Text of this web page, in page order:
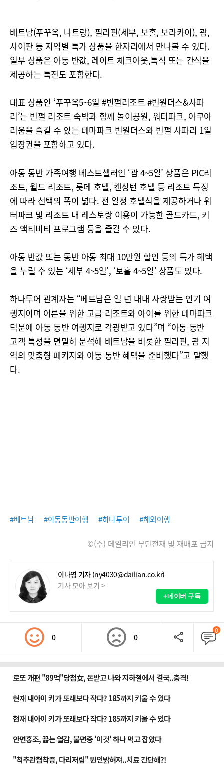
베트남(푸꾸옥, 나트랑), 필리핀(세부, 보홀, 보라카이), 괌,
사이판 등 지역별 특가 상품을 한자리에서 만나볼 수 있다.
일부 상품은 아동 반값, 레이트 체크아웃,특식 또는 간식을
제공하는 특전도 포함한다.
대표 상품인 ‘푸꾸옥5~6일 #빈펄리조트 #빈원더스&사파
리’는 빈펄 리조트 숙박과 함께 놀이공원, 워터파크, 아쿠아
리움을 즐길 수 있는 테마파크 빈원더스와 빈펄 사파리 1일
입장권을 포함하고 있다.
아동 동반 가족여행 베스트셀러인 ‘괌 4~5일’ 상품은 PIC리
조트, 월드 리조트, 롯데 호텔, 켄싱턴 호텔 등 리조트 특징
에 따라 선택의 폭이 넓다. 전 일정 호텔식을 제공하거나 워
터파크 및 리조트 내 레스토랑 이용이 가능한 골드카드, 키
즈 액티비티 프로그램 등을 즐길 수 있다.
아동 반값 또는 동반 아동 최대 10만원 할인 등의 특가 혜택
을 누릴 수 있는 ‘세부 4~5일’, ‘보홀 4~5일’ 상품도 있다.
하나투어 관계자는 “베트남은 일 년 내내 사랑받는 인기 여
행지이며 어른을 위한 고급 리조트와 아이를 위한 테마파크
덕분에 아동 동반 여행지로 각광받고 있다”며 “아동 동반
고객 특성을 면밀히 분석해 베트남을 비롯한 필리핀, 괌 지
역의 맞춤형 패키지와 아동 동반 혜택을 준비했다”고 말했
다.
#베트남 #아동동반여행 #하나투어 #해외여행
©(주) 데일리안 무단전재 및 재배포 금지
이나영 기자 (ny4030@dailian.co.kr)
기사 모아 보기 >
+네이버 구독
0 0
0